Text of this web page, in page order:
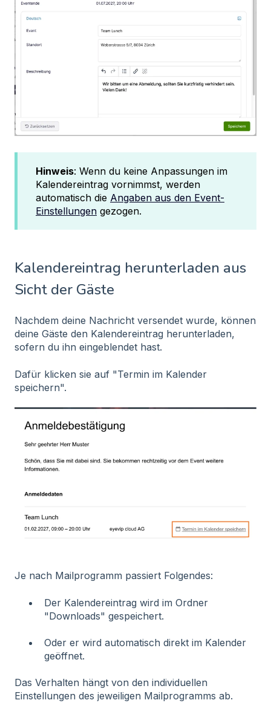
Hinweis: Wenn du keine Anpassungen im
Kalendereintrag vornimmst, werden
automatisch die Angaben aus den Event-
Einstellungen gezogen.
Kalendereintrag herunterladen aus
Sicht der Gäste
Nachdem deine Nachricht versendet wurde, können
deine Gäste den Kalendereintrag herunterladen,
sofern du ihn eingeblendet hast.
Dafür klicken sie auf "Termin im Kalender
speichern".
Je nach Mailprogramm passiert Folgendes:
Der Kalendereintrag wird im Ordner
"Downloads" gespeichert.
Oder er wird automatisch direkt im Kalender
geöffnet.
Das Verhalten hängt von den individuellen
Einstellungen des jeweiligen Mailprogramms ab.